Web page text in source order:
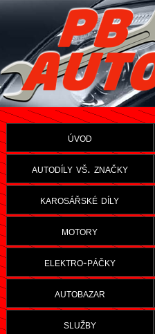
úvod
autodíly vš. značky
karosářské díly
motory
elektro-páčky
autobazar
služby